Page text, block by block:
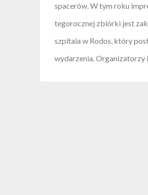
spacerów. W tym roku
tegorocznej zbiórki jest
szpitala w Rodos, który
wydarzenia. Organizatorzy